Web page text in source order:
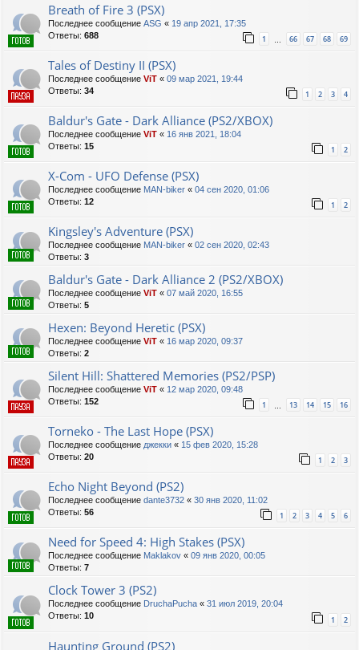
Breath of Fire 3 (PSX)
Последнее сообщение ASG « 19 апр 2021, 17:35
Ответы: 688 1 66 67 68 69
Tales of Destiny II (PSX)
Последнее сообщение ViT « 09 мар 2021, 19:44
Ответы: 34 1 2 3 4
Baldur's Gate - Dark Alliance (PS2/XBOX)
Последнее сообщение ViT « 16 янв 2021, 18:04
Ответы: 15 1 2
X-Com - UFO Defense (PSX)
Последнее сообщение MAN-biker « 04 сен 2020, 01:06
Ответы: 12 1 2
Kingsley's Adventure (PSX)
Последнее сообщение MAN-biker « 02 сен 2020, 02:43
Ответы: 3
Baldur's Gate - Dark Alliance 2 (PS2/XBOX)
Последнее сообщение ViT « 07 май 2020, 16:55
Ответы: 5
Hexen: Beyond Heretic (PSX)
Последнее сообщение ViT « 16 мар 2020, 09:37
Ответы: 2
Silent Hill: Shattered Memories (PS2/PSP)
Последнее сообщение ViT « 12 мар 2020, 09:48
Ответы: 152 1 … 13 14 15 16
Torneko - The Last Hope (PSX)
Последнее сообщение джекки « 15 фев 2020, 15:28
Ответы: 20 1 2 3
Echo Night Beyond (PS2)
Последнее сообщение dante3732 « 30 янв 2020, 11:02
Ответы: 56 1 2 3 4 5 6
Need for Speed 4: High Stakes (PSX)
Последнее сообщение Maklakov « 09 янв 2020, 00:05
Ответы: 7
Clock Tower 3 (PS2)
Последнее сообщение DruchaPucha « 31 июл 2019, 20:04
Ответы: 10 1 2
Haunting Ground (PS2)